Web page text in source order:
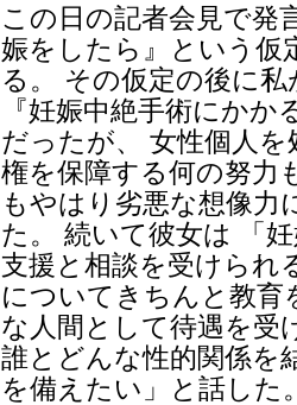
この日の記者会見で発
娠をしたら』という仮
る。 その仮定の後に
『妊娠中絶手術にか
だったが、 女性個人
権を保障する何の努力
もやはり劣悪な想像
た。 続いて彼女は 「
支援と相談を受けられ
についてきちんと教育
な人間として待遇を受
誰とどんな性的関係を
を備えたい」と話した